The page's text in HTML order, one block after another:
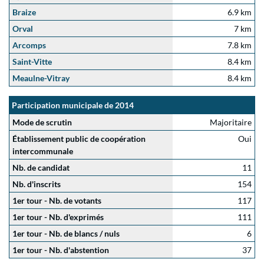
Braize
6.9 km
Orval
7 km
Arcomps
7.8 km
Saint-Vitte
8.4 km
Meaulne-Vitray
8.4 km
Participation municipale de 2014
Mode de scrutin
Majoritaire
Établissement public de coopération
intercommunale
Oui
Nb. de candidat
11
Nb. d'inscrits
154
1er tour - Nb. de votants
117
1er tour - Nb. d'exprimés
111
1er tour - Nb. de blancs / nuls
6
1er tour - Nb. d'abstention
37